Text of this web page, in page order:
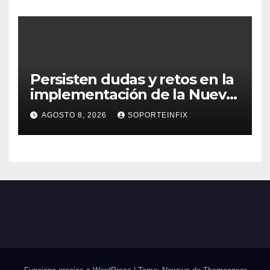
Persisten dudas y retos en la
implementación de la Nueva
Escuela Mexicana
AGOSTO 8, 2026 SOPORTEINFIX